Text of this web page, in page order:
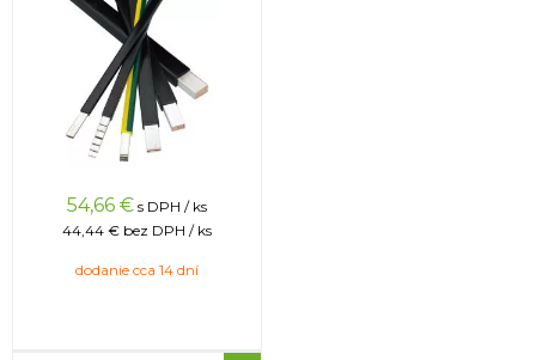
54,66 € s DPH / ks
44,44 € bez DPH / ks
dodanie cca 14 dní